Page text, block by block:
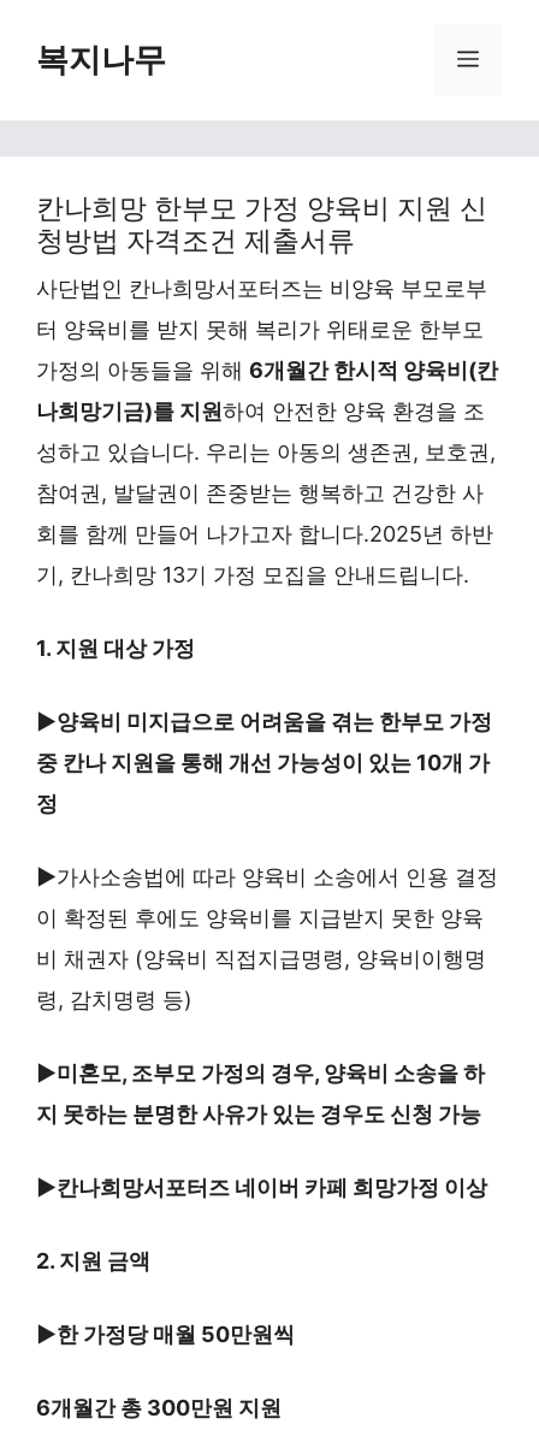
복지나무 Menu
칸나희망 한부모 가정 양육비 지원 신
청방법 자격조건 제출서류
사단법인 칸나희망서포터즈는 비양육 부모로부
터 양육비를 받지 못해 복리가 위태로운 한부모
가정의 아동들을 위해 6개월간 한시적 양육비(칸
나희망기금)를 지원하여 안전한 양육 환경을 조
성하고 있습니다. 우리는 아동의 생존권, 보호권,
참여권, 발달권이 존중받는 행복하고 건강한 사
회를 함께 만들어 나가고자 합니다.2025년 하반
기, 칸나희망 13기 가정 모집을 안내드립니다.
1. 지원 대상 가정
▶양육비 미지급으로 어려움을 겪는 한부모 가정
중 칸나 지원을 통해 개선 가능성이 있는 10개 가
정
▶가사소송법에 따라 양육비 소송에서 인용 결정
이 확정된 후에도 양육비를 지급받지 못한 양육
비 채권자 (양육비 직접지급명령, 양육비이행명
령, 감치명령 등)
▶미혼모, 조부모 가정의 경우, 양육비 소송을 하
지 못하는 분명한 사유가 있는 경우도 신청 가능
▶칸나희망서포터즈 네이버 카페 희망가정 이상
2. 지원 금액
▶한 가정당 매월 50만원씩
6개월간 총 300만원 지원